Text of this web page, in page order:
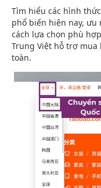
Tìm hiểu các hình
phổ biến hiện nay,
cách lựa chọn phù
Trung Việt hỗ trợ mua
toàn.